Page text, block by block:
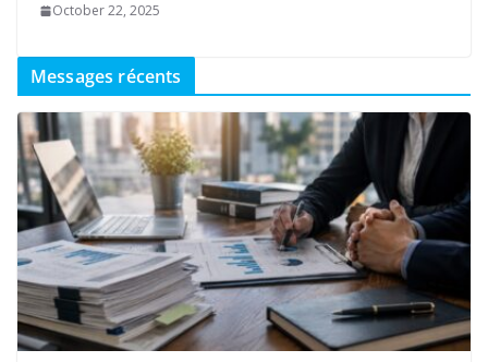
October 22, 2025
Messages récents